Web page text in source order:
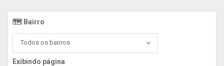
🗺️ Bairro️
Todos os bairros
Exibindo página